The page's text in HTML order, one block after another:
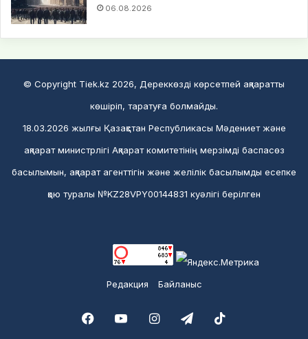
06.08.2026
© Copyright Tiek.kz 2026, Дереккөзді көрсетпей ақпаратты
көшіріп, таратуға болмайды.
18.03.2026 жылғы Қазақстан Республикасы Мәдениет және
ақпарат министрлігі Ақпарат комитетінің мерзімді баспасөз
басылымын, ақпарат агенттігін және желілік басылымды есепке
қою туралы №KZ28VPY00144831 куәлігі берілген
Редакция Байланыс
FacebookYouTubeInstagramTelegram